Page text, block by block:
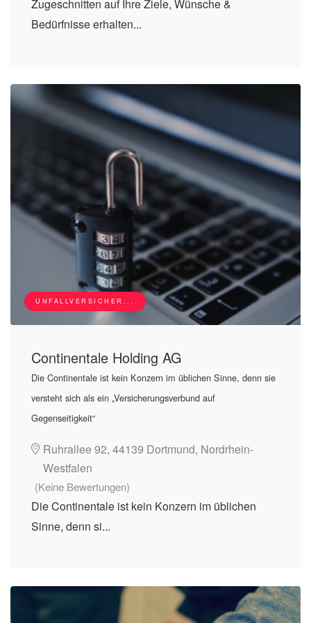
Zugeschnitten auf Ihre Ziele, Wünsche &
Bedürfnisse erhalten...
UNFALLVERSICHER...
Continentale Holding AG
Die Continentale ist kein Konzern im üblichen Sinne, denn sie
versteht sich als ein „Versicherungsverbund auf
Gegenseitigkeit“
Ruhrallee 92, 44139 Dortmund, Nordrhein-
Westfalen
(Keine Bewertungen)
Die Continentale ist kein Konzern im üblichen
Sinne, denn si...